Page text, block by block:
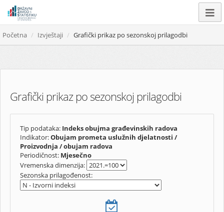
Početna Izvještaji Grafički prikaz po sezonskoj prilagodbi
Grafički prikaz po sezonskoj prilagodbi
Tip podataka: Indeks obujma građevinskih radova
Indikator:Obujam prometa uslužnih djelatnosti /
Proizvodnja / obujam radova
Periodičnost: Mjesečno
Vremenska dimenzija:
Sezonska prilagođenost: